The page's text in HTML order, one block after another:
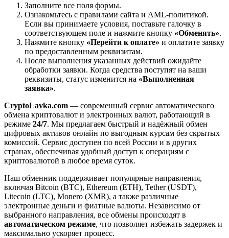
Заполните все поля формы.
Ознакомьтесь с правилами сайта и AML-политикой.
Если вы принимаете условия, поставьте галочку в
соответствующем поле и нажмите кнопку «Обменять».
Нажмите кнопку «Перейти к оплате» и оплатите заявку
по предоставленным реквизитам.
После выполнения указанных действий ожидайте
обработки заявки. Когда средства поступят на ваши
реквизиты, статус изменится на «Выполненная
заявка».
CryptoLavka.com — современный сервис автоматического
обмена криптовалют и электронных валют, работающий в
режиме 24/7. Мы предлагаем быстрый и надёжный обмен
цифровых активов онлайн по выгодным курсам без скрытых
комиссий. Сервис доступен по всей России и в других
странах, обеспечивая удобный доступ к операциям с
криптовалютой в любое время суток.
Наш обменник поддерживает популярные направления,
включая Bitcoin (BTC), Ethereum (ETH), Tether (USDT),
Litecoin (LTC), Monero (XMR), а также различные
электронные деньги и фиатные валюты. Независимо от
выбранного направления, все обмены происходят в
автоматическом режиме, что позволяет избежать задержек и
максимально ускоряет процесс.